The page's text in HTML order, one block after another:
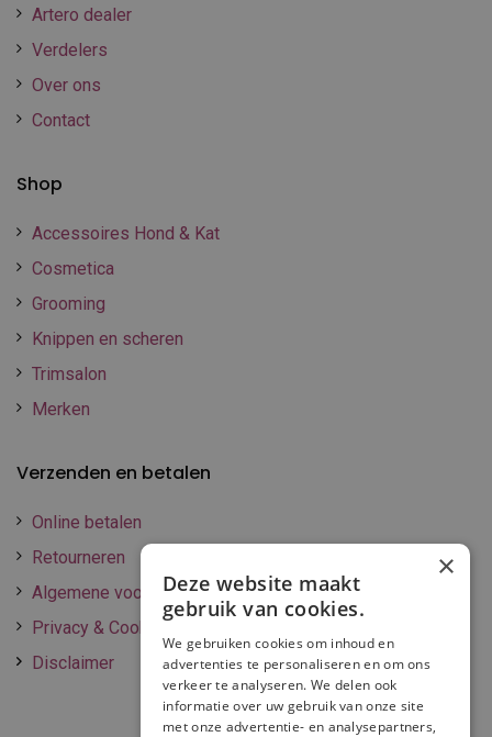
Artero dealer
Verdelers
Over ons
Contact
Shop
Accessoires Hond & Kat
Cosmetica
Grooming
Knippen en scheren
Trimsalon
Merken
Verzenden en betalen
Online betalen
Retourneren
Algemene voorwaarden
Privacy & Cookie policy
Disclaimer
×
Deze website maakt
gebruik van cookies.
We gebruiken cookies om inhoud en
advertenties te personaliseren en om ons
verkeer te analyseren. We delen ook
informatie over uw gebruik van onze site
met onze advertentie- en analysepartners,